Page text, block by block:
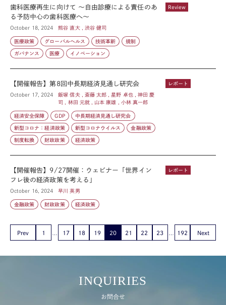
Review
歯科医療再生に向けて 〜自由診療による責任のあ
る予防中心の歯科医療へ〜
October 18, 2024 熊谷 直大 , 渋谷 健司
医療政策 グローバルヘルス 技術革新 規制
ガバナンス 医療 イノベーション
レポート
【開催報告】第8回中長期経済見通し研究会
October 17, 2024
飯塚 信夫 , 斎藤 太郎 , 星野 卓也 , 神田 慶
司 , 林田 元就 , 山本 康雄 , 小林 真一郎
経済安全保障 GDP 中長期経済見通し研究会
新型コロナ：経済政策 新型コロナウイルス 金融政策
制度転換 財政政策 経済政策
レポート
【開催報告】9/27開催：ウェビナー「世界イン
フレ後の経済政策を考える」
October 16, 2024 早川 英男
金融政策 財政政策 経済政策
Prev 1 17 18 19 20 21 22 23 192 Next
INQUIRIES
お問合せ